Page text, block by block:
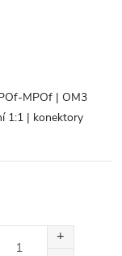
MPOf | OM3
1:1 | konektory